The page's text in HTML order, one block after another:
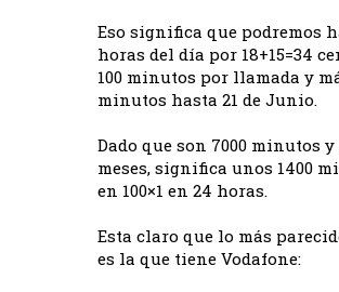
Eso significa que podremos
horas del día por 18+15=34
100 minutos por llamada y
minutos hasta 21 de Junio.
Dado que son 7000 minutos
meses, significa unos 1400
en 100×1 en 24 horas.
Esta claro que lo más
es la que tiene Vodafone: